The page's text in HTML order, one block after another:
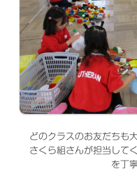
どのクラスのお友だちも
さくら組さんが担当して
を丁